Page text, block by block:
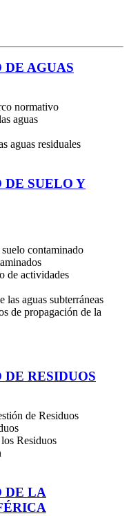
AGUAS
normativo
aguas
aguas residuales
DE SUELO Y
contaminado
de actividades
aguas subterráneas
de propagación de la
RESIDUOS
de Residuos
Residuos
DE LA